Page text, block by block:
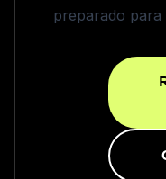
preparado